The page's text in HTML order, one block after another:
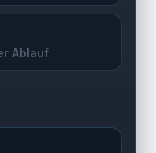
Ablauf